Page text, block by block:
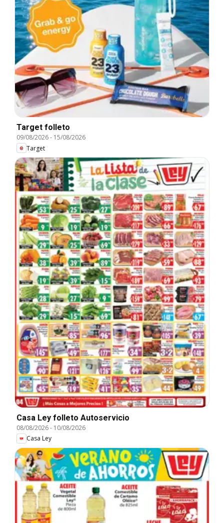
Target folleto
09/08/2026- 15/08/2026
Target
Casa Ley folleto Autoservicio
08/08/2026- 10/08/2026
Casa Ley